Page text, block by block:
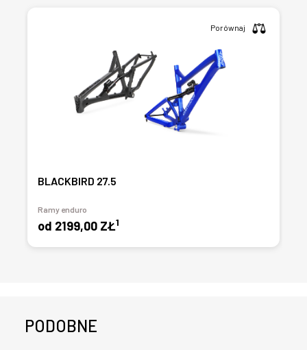
BLACKBIRD 27.5
Ramy enduro
od 2199,00 ZŁ1
Porównaj
PODOBNE